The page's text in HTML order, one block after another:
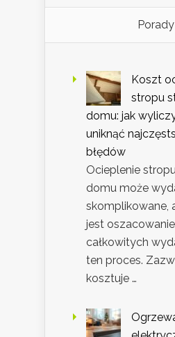
Porady
Koszt
stropu
domu: jak
uniknąć
błędów
Ocieplenie
domu może
skomplikowane,
jest oszacowanie
całkowitych
ten proces.
kosztuje …